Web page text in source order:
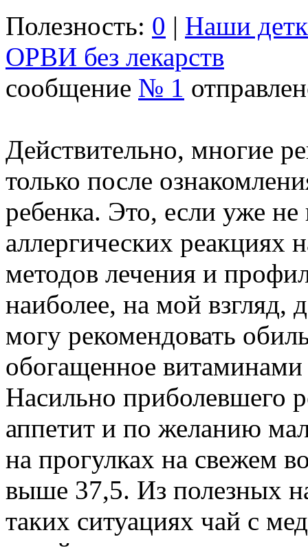
Полезность: 0 | Наши
ОРВИ без лекарств
сообщение № 1
Действительно, многие
только после
ребенка. Это, если уже
аллергических
методов лечения и
наиболее, на мой взгляд,
могу рекомендовать
обогащенное
Насильно приболевшего
аппетит и по желанию
на прогулках на свежем
выше 37,5. Из полезных
таких ситуациях чай с